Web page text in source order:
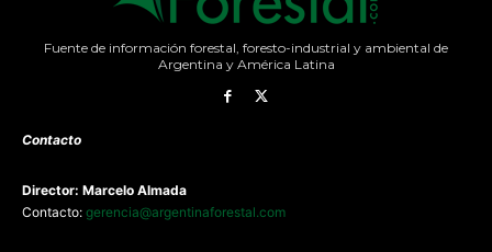
Fuente de información forestal, foresto-industrial y ambiental de
Argentina y América Latina
Contacto
Director: Marcelo Almada
Contacto: gerencia@argentinaforestal.com